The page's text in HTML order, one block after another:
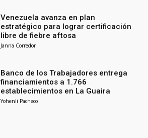
Venezuela avanza en plan
estratégico para lograr certificación
libre de fiebre aftosa
Janna Corredor
Banco de los Trabajadores entrega
financiamientos a 1.766
establecimientos en La Guaira
Yohenli Pacheco